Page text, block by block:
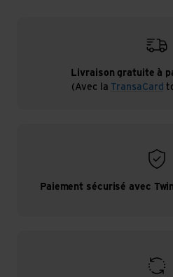
Livraison gratuite à
(Avec la TransaCard
Paiement sécurisé avec